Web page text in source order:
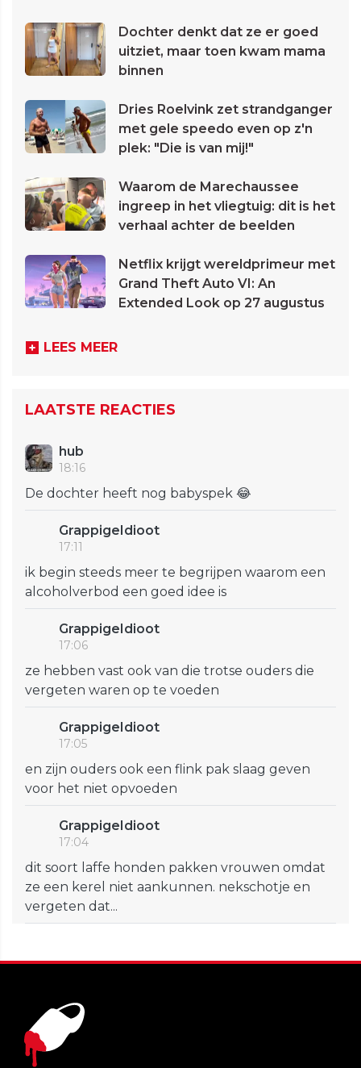
Dochter denkt dat ze er goed
uitziet, maar toen kwam mama
binnen
Dries Roelvink zet strandganger
met gele speedo even op z'n
plek: "Die is van mij!"
Waarom de Marechaussee
ingreep in het vliegtuig: dit is het
verhaal achter de beelden
Netflix krijgt wereldprimeur met
Grand Theft Auto VI: An
Extended Look op 27 augustus
LEES MEER
LAATSTE REACTIES
hub
18:16
De dochter heeft nog babyspek 😂
GrappigeIdioot
17:11
ik begin steeds meer te begrijpen waarom een
alcoholverbod een goed idee is
GrappigeIdioot
17:06
ze hebben vast ook van die trotse ouders die
vergeten waren op te voeden
GrappigeIdioot
17:05
en zijn ouders ook een flink pak slaag geven
voor het niet opvoeden
GrappigeIdioot
17:04
dit soort laffe honden pakken vrouwen omdat
ze een kerel niet aankunnen. nekschotje en
vergeten dat...